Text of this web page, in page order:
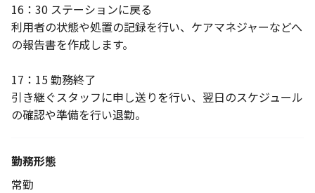
16：30 ステーションに戻る
利用者の状態や処置の記録を行い、ケアマネジャーなどへ
の報告書を作成します。
17：15 勤務終了
引き継ぐスタッフに申し送りを行い、翌日のスケジュール
の確認や準備を行い退勤。
勤務形態
常勤